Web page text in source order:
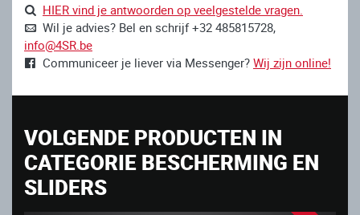
HIER vind je antwoorden op veelgestelde vragen.
Wil je advies? Bel en schrijf +32 485815728,
info@4SR.be
Communiceer je liever via Messenger? Wij zijn online!
VOLGENDE PRODUCTEN IN
CATEGORIE BESCHERMING EN
SLIDERS